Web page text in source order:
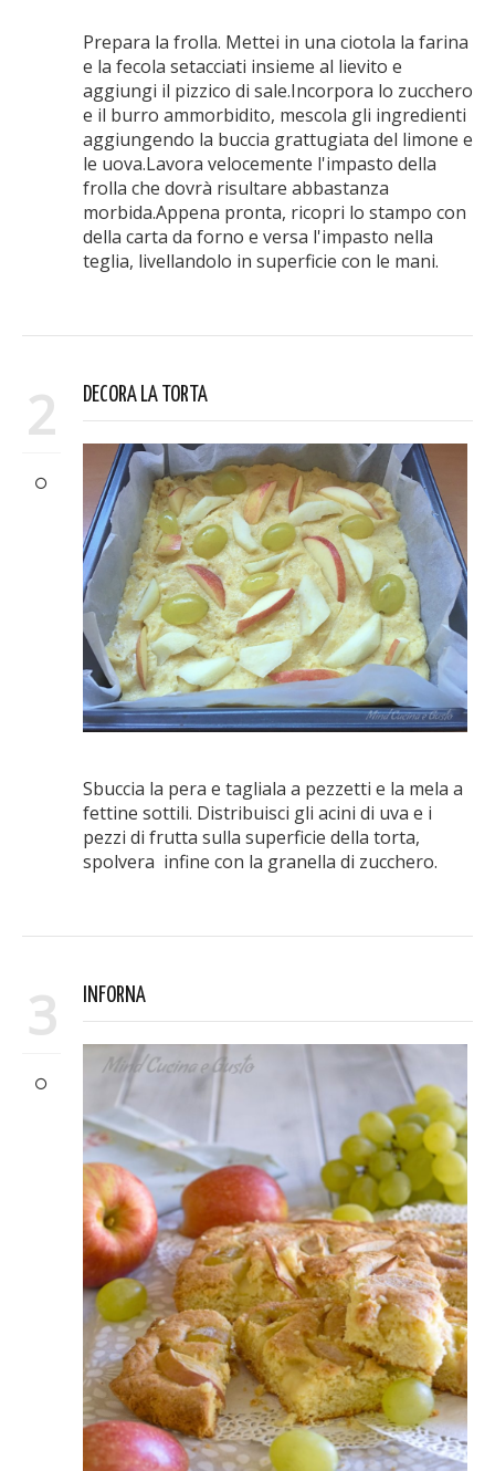
Prepara la frolla. Mettei in una ciotola la farina
e la fecola setacciati insieme al lievito e
aggiungi il pizzico di sale.Incorpora lo zucchero
e il burro ammorbidito, mescola gli ingredienti
aggiungendo la buccia grattugiata del limone e
le uova.Lavora velocemente l'impasto della
frolla che dovrà risultare abbastanza
morbida.Appena pronta, ricopri lo stampo con
della carta da forno e versa l'impasto nella
teglia, livellandolo in superficie con le mani.
2 DECORA LA TORTA
Sbuccia la pera e tagliala a pezzetti e la mela a
fettine sottili. Distribuisci gli acini di uva e i
pezzi di frutta sulla superficie della torta,
spolvera infine con la granella di zucchero.
3 INFORNA